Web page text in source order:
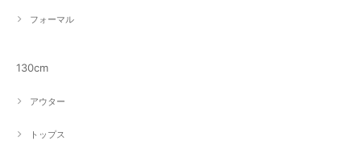
フォーマル
130cm
アウター
トップス